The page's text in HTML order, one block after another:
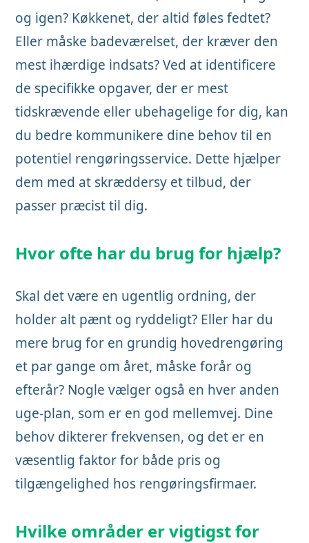
og igen? Køkkenet, der altid føles fedtet?
Eller måske badeværelset, der kræver den
mest ihærdige indsats? Ved at identificere
de specifikke opgaver, der er mest
tidskrævende eller ubehagelige for dig, kan
du bedre kommunikere dine behov til en
potentiel rengøringsservice. Dette hjælper
dem med at skræddersy et tilbud, der
passer præcist til dig.
Hvor ofte har du brug for hjælp?
Skal det være en ugentlig ordning, der
holder alt pænt og ryddeligt? Eller har du
mere brug for en grundig hovedrengøring
et par gange om året, måske forår og
efterår? Nogle vælger også en hver anden
uge-plan, som er en god mellemvej. Dine
behov dikterer frekvensen, og det er en
væsentlig faktor for både pris og
tilgængelighed hos rengøringsfirmaer.
Hvilke områder er vigtigst for